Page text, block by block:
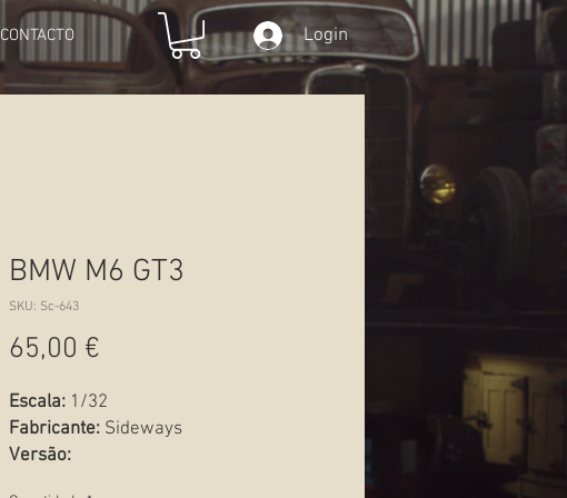
CONTACTO Login
BMW M6 GT3
SKU: Sc-643
65,00 €
Escala: 1/32
Fabricante: Sideways
Versão: